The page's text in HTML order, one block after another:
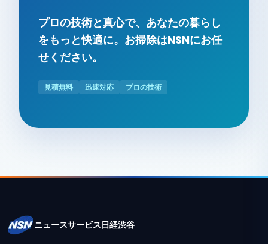
プロの技術と真心で、あなたの暮らし
をもっと快適に。お掃除はNSNにお任
せください。
見積無料 迅速対応 プロの技術
ニュースサービス日経渋谷